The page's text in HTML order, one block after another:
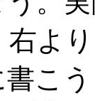
よ
こ